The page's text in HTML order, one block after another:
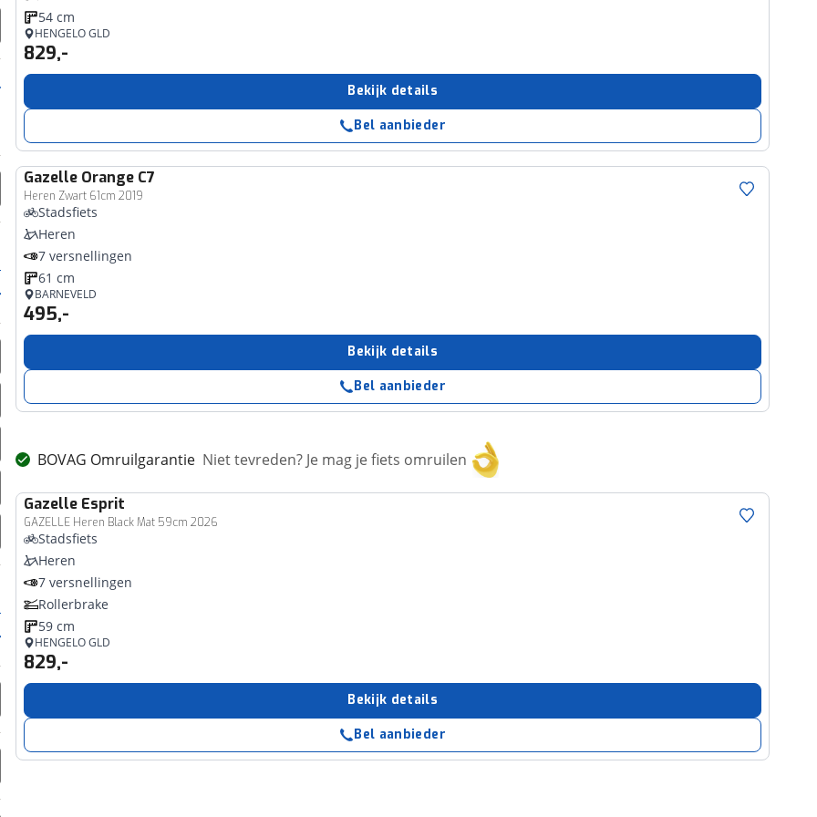
54 cm
HENGELO GLD
829,-
Bekijk details
Bel aanbieder
Gazelle Orange C7
Heren Zwart 61cm 2019
Stadsfiets
Heren
7 versnellingen
61 cm
BARNEVELD
495,-
Bekijk details
Bel aanbieder
BOVAG Omruilgarantie Niet tevreden? Je mag je fiets omruilen
Gazelle Esprit
GAZELLE Heren Black Mat 59cm 2026
Stadsfiets
Heren
7 versnellingen
Rollerbrake
59 cm
HENGELO GLD
829,-
Bekijk details
Bel aanbieder